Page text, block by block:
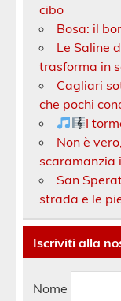
cibo
Bosa: il
Le Saline
trasforma in
Cagliari
che pochi
I
Non è
scaramanzia
San
strada e le
Iscriviti alla
Nome